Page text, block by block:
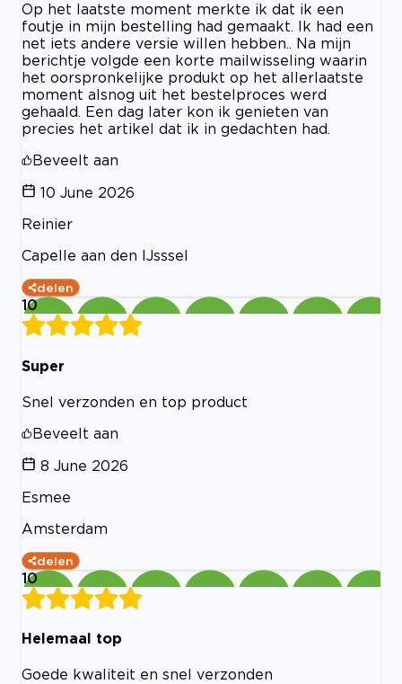
Op het laatste moment merkte ik dat ik een
foutje in mijn bestelling had gemaakt. Ik had een
net iets andere versie willen hebben.. Na mijn
berichtje volgde een korte mailwisseling waarin
het oorspronkelijke produkt op het allerlaatste
moment alsnog uit het bestelproces werd
gehaald. Een dag later kon ik genieten van
precies het artikel dat ik in gedachten had.
Beveelt aan
10 June 2026
Reinier
Capelle aan den IJsssel
delen
10
Super
Snel verzonden en top product
Beveelt aan
8 June 2026
Esmee
Amsterdam
delen
10
Helemaal top
Goede kwaliteit en snel verzonden